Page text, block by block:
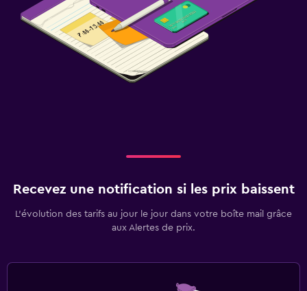
Recevez une notification si les prix baissent
L’évolution des tarifs au jour le jour dans votre boîte mail grâce
aux Alertes de prix.